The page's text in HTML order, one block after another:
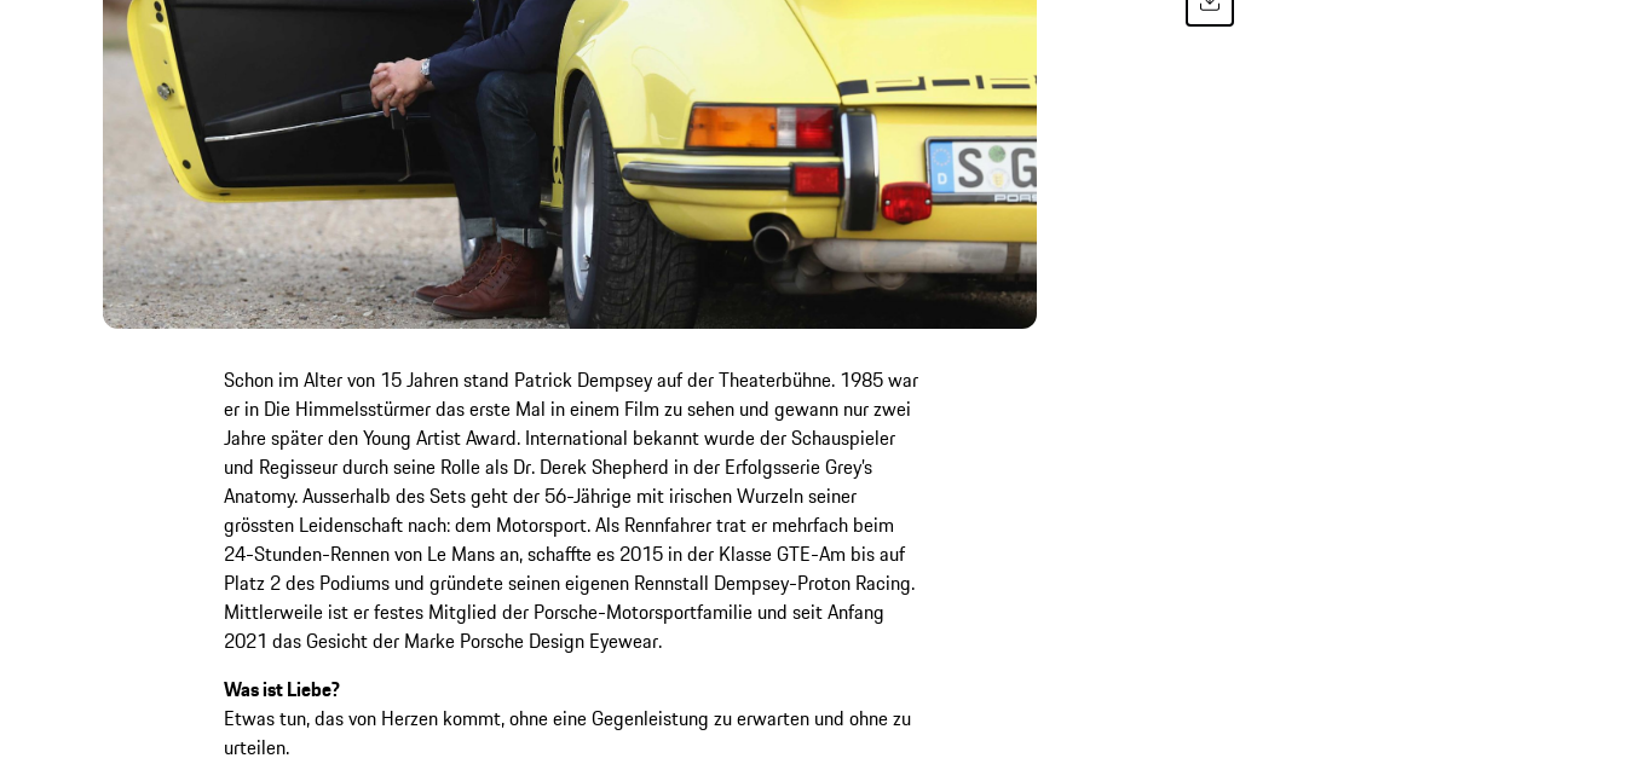
Schon im Alter von 15 Jahren stand Patrick Dempsey auf der Theaterbühne. 1985 war
er in Die Himmelsstürmer das erste Mal in einem Film zu sehen und gewann nur zwei
Jahre später den Young Artist Award. International bekannt wurde der Schauspieler
und Regisseur durch seine Rolle als Dr. Derek Shepherd in der Erfolgsserie Grey’s
Anatomy. Ausserhalb des Sets geht der 56-Jährige mit irischen Wurzeln seiner
grössten Leidenschaft nach: dem Motorsport. Als Rennfahrer trat er mehrfach beim
24-Stunden-Rennen von Le Mans an, schaffte es 2015 in der Klasse GTE-Am bis auf
Platz 2 des Podiums und gründete seinen eigenen Rennstall Dempsey-Proton Racing.
Mittlerweile ist er festes Mitglied der Porsche-Motorsportfamilie und seit Anfang
2021 das Gesicht der Marke Porsche Design Eyewear.
Was ist Liebe?
Etwas tun, das von Herzen kommt, ohne eine Gegenleistung zu erwarten und ohne zu
urteilen.